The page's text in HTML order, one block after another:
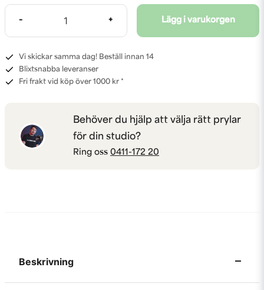
- + Lägg i varukorgen
Vi skickar samma dag! Beställ innan 14
Blixtsnabba leveranser
Fri frakt vid köp över 1000 kr *
Behöver du hjälp att välja rätt prylar
för din studio?
Ring oss 0411-172 20
Beskrivning